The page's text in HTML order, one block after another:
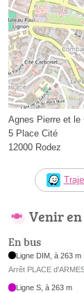
Agnes Pierre et le
5 Place Cité
12000 Rodez
Venir
En bus
Ligne DIM, à 263 m
Arrêt PLACE
Ligne S, à 263 m